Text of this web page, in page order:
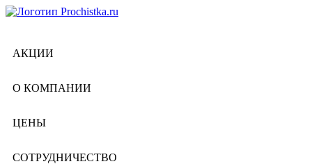
АКЦИИ
О КОМПАНИИ
ЦЕНЫ
СОТРУДНИЧЕСТВО